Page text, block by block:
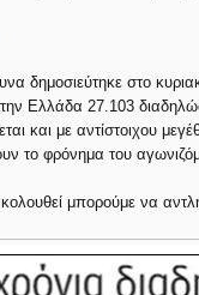
δημοσιεύτηκε στο
Ελλάδα 27.103
και με αντίστοιχου
το φρόνημα του
μπορούμε να